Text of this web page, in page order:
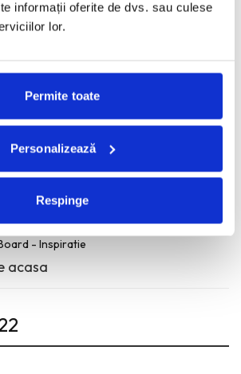
informații oferite de dvs. sau culese
lor.
Permite toate
Personalizează
Respinge
Sister Jane & the London vibe
- Inspiratie
acasa